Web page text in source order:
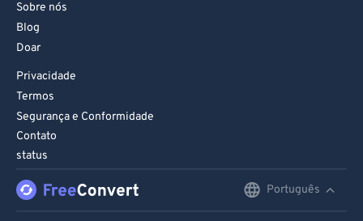
Sobre nós
Blog
Doar
Privacidade
Termos
Segurança e Conformidade
Contato
status
Português